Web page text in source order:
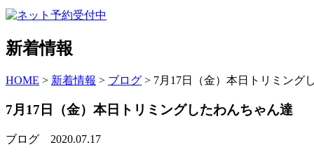
新着情報
HOME > 新着情報 > ブログ > 7月17日（金）本日トリミング
7月17日（金）本日トリミングしたわんちゃん達
ブログ 2020.07.17